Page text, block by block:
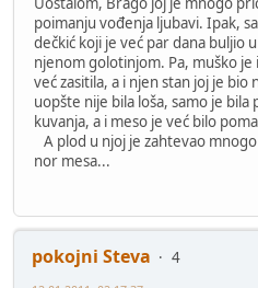
poimanju vođenja ljubavi. Ipak,
dečkić koji je već par dana buljio
njenom golotinjom. Pa, muško je
već zasitila, a i njen stan joj je bio
uopšte nije bila loša, samo je
kuvanja, a i meso je već bilo
A plod u njoj je zahtevao
nor mesa...
pokojni Steva
4